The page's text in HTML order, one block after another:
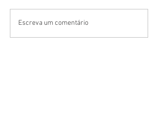
Escreva um comentário